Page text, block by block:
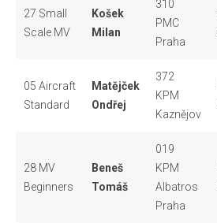
27 Small
Scale MV
Košek
Milan
310
PMC
Praha
05 Aircraft
Standard
Matějček
Ondřej
372
KPM
Kaznějov
28 MV
Beginners
Beneš
Tomáš
019
KPM
Albatros
Praha